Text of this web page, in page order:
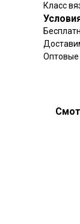
Класс
Оптовые